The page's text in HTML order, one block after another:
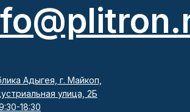
Адыгея, г. Майкоп,
улица, 2Б
18:30